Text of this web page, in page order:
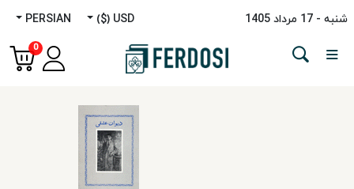
شنبه - 17 مرداد 1405 USD ($)
PERSIAN
0
Menu